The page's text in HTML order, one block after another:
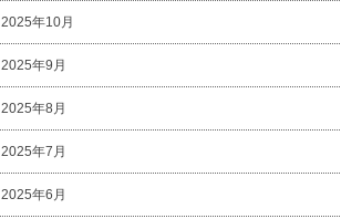
2025年10月
2025年9月
2025年8月
2025年7月
2025年6月